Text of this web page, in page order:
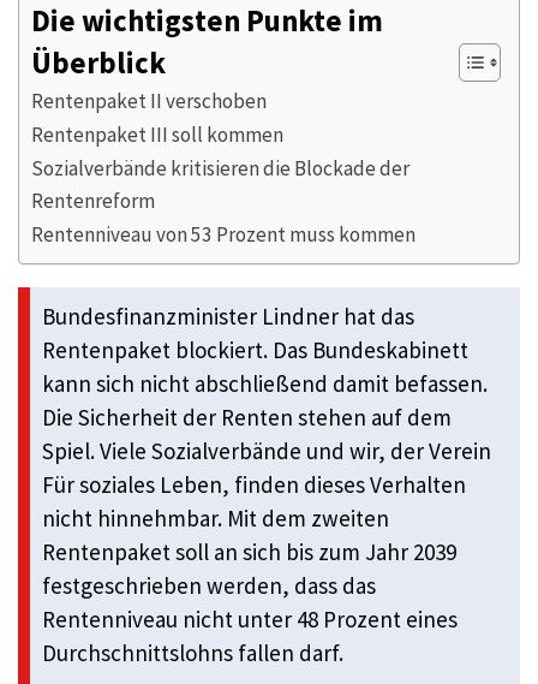
Die wichtigsten Punkte im
Überblick
Rentenpaket II verschoben
Rentenpaket III soll kommen
Sozialverbände kritisieren die Blockade der
Rentenreform
Rentenniveau von 53 Prozent muss kommen
Bundesfinanzminister Lindner hat das
Rentenpaket blockiert. Das Bundeskabinett
kann sich nicht abschließend damit befassen.
Die Sicherheit der Renten stehen auf dem
Spiel. Viele Sozialverbände und wir, der Verein
Für soziales Leben, finden dieses Verhalten
nicht hinnehmbar. Mit dem zweiten
Rentenpaket soll an sich bis zum Jahr 2039
festgeschrieben werden, dass das
Rentenniveau nicht unter 48 Prozent eines
Durchschnittslohns fallen darf.